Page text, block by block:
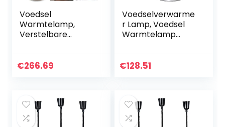
Voedsel
Warmtelamp,
Verstelbare
Voor Restaurant
€266.69
Voedselverwarme
r Lamp, Voedsel
Warmtelamp
Hotel
€128.51